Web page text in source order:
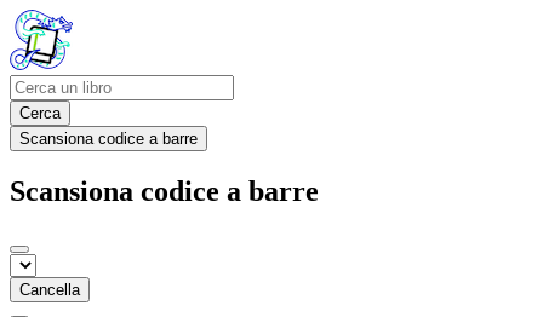
Cerca
Scansiona codice a barre
Scansiona codice a barre
Cancella